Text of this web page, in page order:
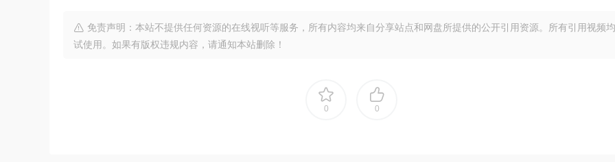
免责声明：本站不提供任何资源的在线视听等服务，所有内容均来自分享站点和网盘所提供的公开引用资源。所有引用视频
试使用。如果有版权违规内容，请通知本站删除！
0 0